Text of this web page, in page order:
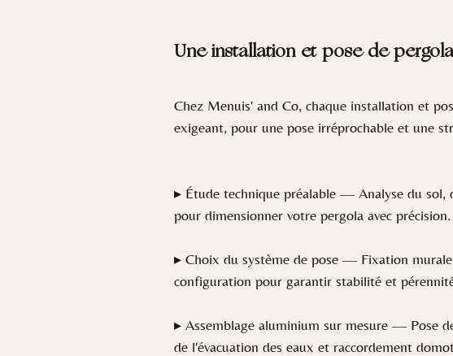
Une installation et pose de
Chez Menuis' and Co, chaque installation et
exigeant, pour une pose irréprochable et une
▸ Étude technique préalable — Analyse du sol,
pour dimensionner votre pergola avec précision.
▸ Choix du système de pose — Fixation
configuration pour garantir stabilité et
▸ Assemblage aluminium sur mesure — Pose
de l'évacuation des eaux et raccordement